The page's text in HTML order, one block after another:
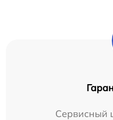
Сервисный